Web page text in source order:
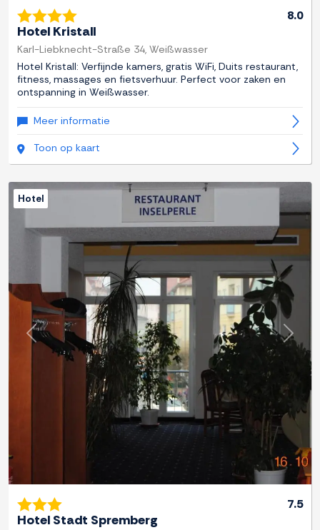
8.0
Hotel Kristall
Karl-Liebknecht-Straße 34, Weißwasser
Hotel Kristall: Verfijnde kamers, gratis WiFi, Duits restaurant,
fitness, massages en fietsverhuur. Perfect voor zaken en
ontspanning in Weißwasser.
Meer informatie
Toon op kaart
Previous Next
Hotel
7.5
Hotel Stadt Spremberg